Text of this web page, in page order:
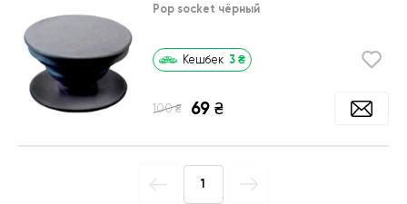
Pop socket чёрный
Кешбек 3 ₴
100 ₴ 69 ₴
1